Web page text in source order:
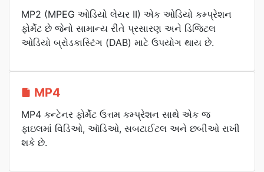
MP2 (MPEG ઓડિયો લેયર II) એક ઓડિયો કમ્પ્રેશન
ફોર્મેટ છે જેનો સામાન્ય રીતે પ્રસારણ અને ડિજિટલ
ઓડિયો બ્રોડકાસ્ટિંગ (DAB) માટે ઉપયોગ થાય છે.
MP4
MP4 કન્ટેનર ફોર્મેટ ઉત્તમ કમ્પ્રેશન સાથે એક જ
ફાઇલમાં વિડિઓ, ઑડિઓ, સબટાઈટલ અને છબીઓ રાખી
શકે છે.